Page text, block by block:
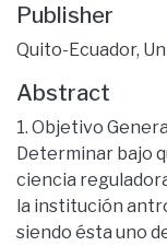
Publisher
Quito-Ecuador,
Abstract
1. Objetivo
Determinar bajo
ciencia
la institución
siendo ésta uno